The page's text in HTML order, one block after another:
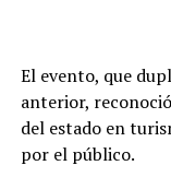
El evento, que
anterior,
del estado en
por el público.